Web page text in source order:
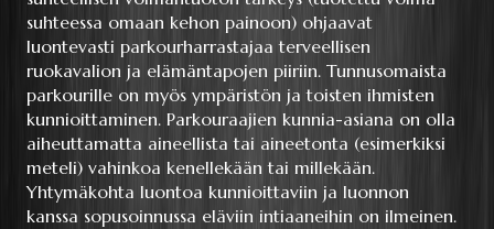
suhteessa omaan kehon painoon) ohjaavat
luontevasti parkourharrastajaa terveellisen
ruokavalion ja elämäntapojen piiriin. Tunnusomaista
parkourille on myös ympäristön ja toisten ihmisten
kunnioittaminen. Parkouraajien kunnia-asiana on olla
aiheuttamatta aineellista tai aineetonta (esimerkiksi
meteli) vahinkoa kenellekään tai millekään.
Yhtymäkohta luontoa kunnioittaviin ja luonnon
kanssa sopusoinnussa eläviin intiaaneihin on ilmeinen.